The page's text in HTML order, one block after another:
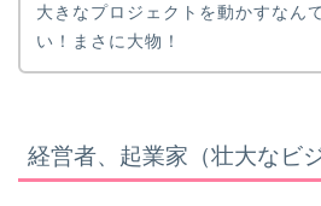
大きなプロジェクトを動かすなん
い！まさに大物！
経営者、起業家（壮大なビ